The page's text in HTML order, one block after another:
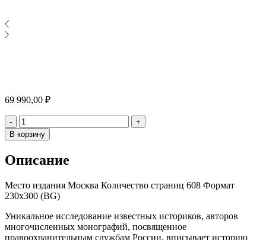
69 990,00 ₽
- Количество
+
В корзину
Описание
Место издания Москва Количество страниц 608 Формат
230х300 (BG)
Уникальное исследование известных историков, авторов
многочисленных монографий, посвященное
правоохранительным службам России, вписывает историю